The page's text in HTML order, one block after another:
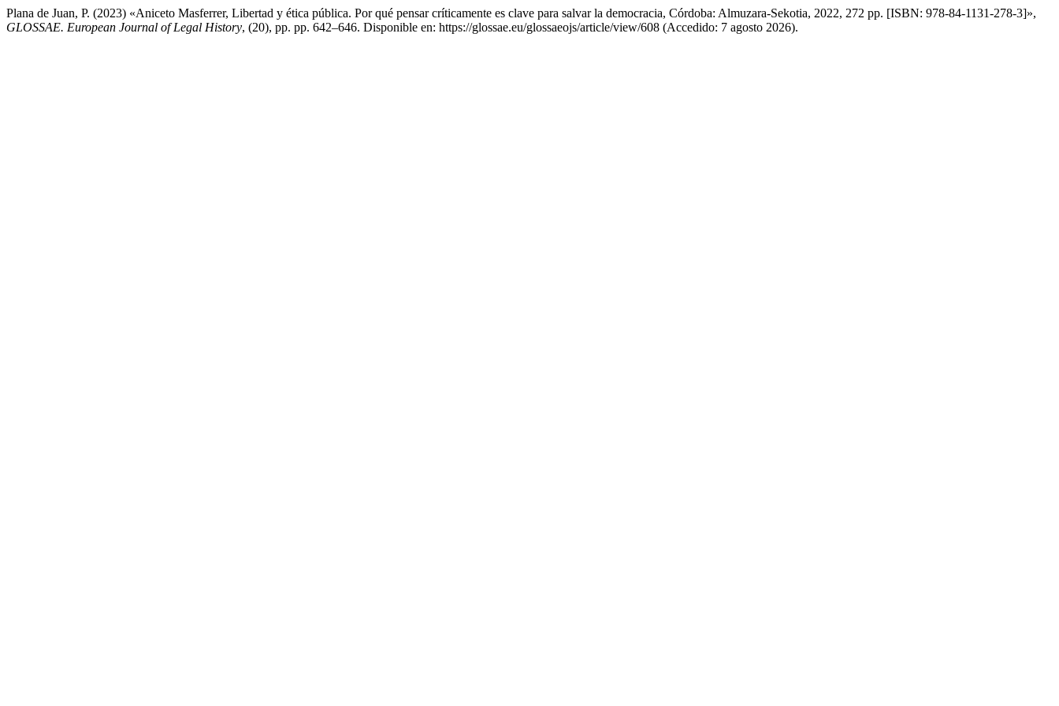
Plana de Juan, P. (2023) «Aniceto Masferrer, Libertad y ética pública. Por qué pensar críticamente es clave para salvar la democracia, Córdoba: Almuzara-Sekotia, 2022, 272 pp. [ISBN: 978-84-1131-278-3]»,
GLOSSAE. European Journal of Legal History, (20), pp. pp. 642–646. Disponible en: https://glossae.eu/glossaeojs/article/view/608 (Accedido: 7 agosto 2026).